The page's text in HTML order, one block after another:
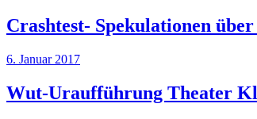
Crashtest- Spekulationen
6. Januar 2017
Wut-Uraufführung Theater